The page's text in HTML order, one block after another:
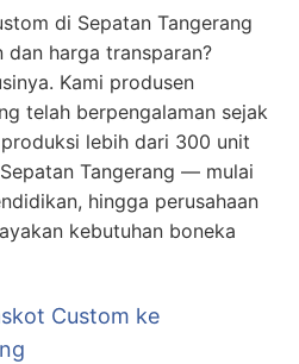
di Sepatan Tangerang
harga transparan?
Kami produsen
telah berpengalaman sejak
lebih dari 300 unit
Tangerang — mulai
hingga perusahaan
kebutuhan boneka
Custom ke